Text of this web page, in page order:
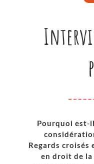
Pourquoi est-
Regards croisés
en droit de